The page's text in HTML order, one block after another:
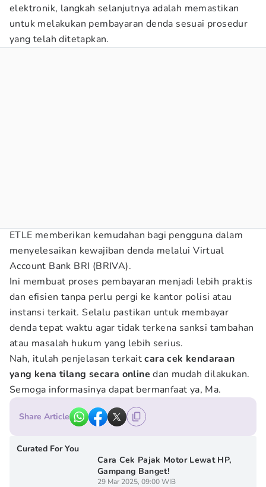
elektronik, langkah selanjutnya adalah memastikan
untuk melakukan pembayaran denda sesuai prosedur
yang telah ditetapkan.
ETLE memberikan kemudahan bagi pengguna dalam
menyelesaikan kewajiban denda melalui Virtual
Account Bank BRI (BRIVA).
Ini membuat proses pembayaran menjadi lebih praktis
dan efisien tanpa perlu pergi ke kantor polisi atau
instansi terkait. Selalu pastikan untuk membayar
denda tepat waktu agar tidak terkena sanksi tambahan
atau masalah hukum yang lebih serius.
Nah, itulah penjelasan terkaitcara cek kendaraan
yang kena tilang secara onlinedan mudah dilakukan.
Semoga informasinya dapat bermanfaat ya, Ma.
Share Article
Curated For You
Cara Cek Pajak Motor Lewat HP,
Gampang Banget!
29 Mar 2025, 09:00 WIB